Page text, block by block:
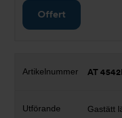
Offert
AT
Gastätt